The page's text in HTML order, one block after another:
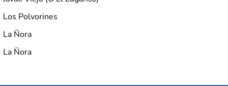
Los Polvorines
La Ñora
La Ñora